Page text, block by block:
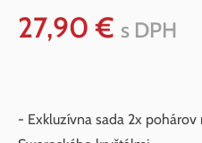
27,90 € s DPH
- Exkluzívna sada 2x